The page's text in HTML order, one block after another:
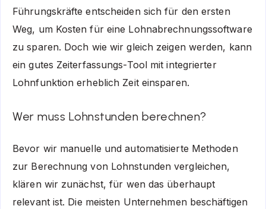
Führungskräfte entscheiden sich für den ersten
Weg, um Kosten für eine Lohnabrechnungssoftware
zu sparen. Doch wie wir gleich zeigen werden, kann
ein gutes Zeiterfassungs-Tool mit integrierter
Lohnfunktion erheblich Zeit einsparen.
Wer muss Lohnstunden berechnen?
Bevor wir manuelle und automatisierte Methoden
zur Berechnung von Lohnstunden vergleichen,
klären wir zunächst, für wen das überhaupt
relevant ist. Die meisten Unternehmen beschäftigen